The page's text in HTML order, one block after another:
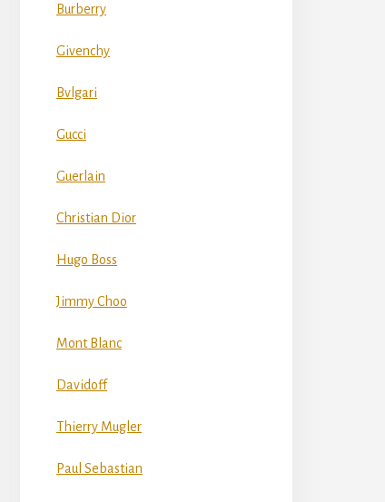
Burberry
Givenchy
Bvlgari
Gucci
Guerlain
Christian Dior
Hugo Boss
Jimmy Choo
Mont Blanc
Davidoff
Thierry Mugler
Paul Sebastian